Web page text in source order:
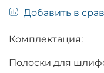
Добавить в
Комплектация:
Полоски для